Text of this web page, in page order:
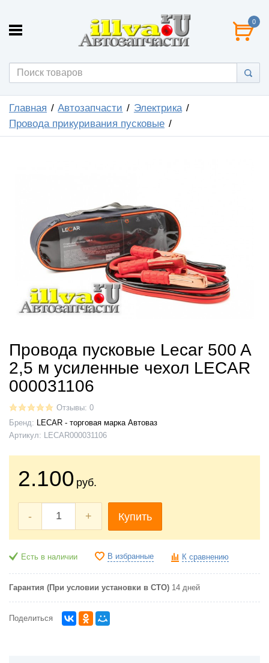
0
Главная Автозапчасти
Электрика
Провода прикуривания пусковые
Провода пусковые Lecar 500 A
2,5 м усиленные чехол LECAR
000031106
Отзывы: 0
Бренд: LECAR - торговая марка Автоваз
Артикул: LECAR000031106
2.100 руб.
- + Купить
Есть в наличии В избранные К сравнению
Гарантия (При условии установки в СТО) 14 дней
Поделиться